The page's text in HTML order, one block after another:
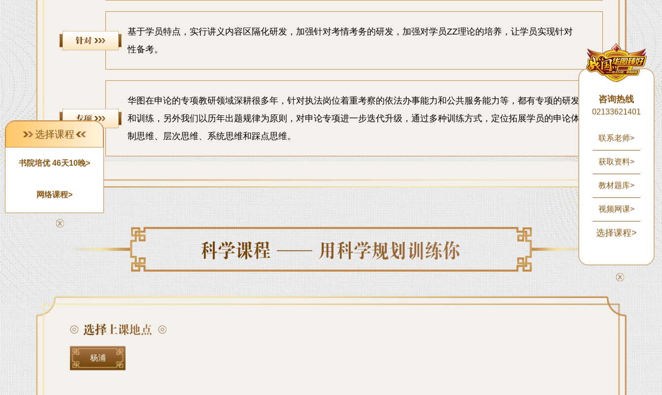
基于学员特点，实行讲义内容区隔化研发，加强针对考情考务的研发，加强对学员ZZ理论的培养，让学员实现针对
性备考。
华图在申论的专项教研领域深耕很多年，针对执法岗位着重考察的依法办事能力和公共服务能力等，都有专项的研发
和训练，另外我们以历年出题规律为原则，对申论专项进一步迭代升级，通过多种训练方式，定位拓展学员的申论体
制思维、层次思维、系统思维和踩点思维。
杨浦
选择课程
书院培优 46天10晚>
网络课程>
咨询热线
02133621401
联系老师>
获取资料>
教材题库>
视频网课>
选择课程>